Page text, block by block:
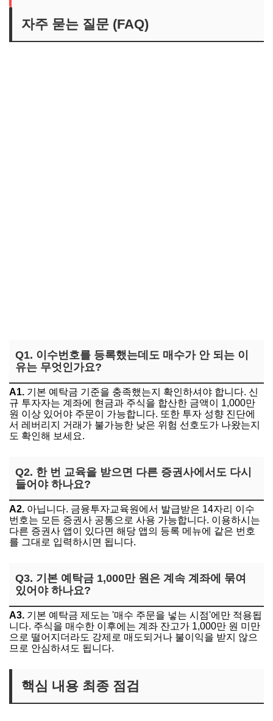
자주 묻는 질문 (FAQ)
Q1. 이수번호를 등록했는데도 매수가 안 되는 이
유는 무엇인가요?
A1. 기본 예탁금 기준을 충족했는지 확인하셔야 합니다. 신
규 투자자는 계좌에 현금과 주식을 합산한 금액이 1,000만
원 이상 있어야 주문이 가능합니다. 또한 투자 성향 진단에
서 레버리지 거래가 불가능한 낮은 위험 선호도가 나왔는지
도 확인해 보세요.
Q2. 한 번 교육을 받으면 다른 증권사에서도 다시
들어야 하나요?
A2. 아닙니다. 금융투자교육원에서 발급받은 14자리 이수
번호는 모든 증권사 공통으로 사용 가능합니다. 이용하시는
다른 증권사 앱이 있다면 해당 앱의 등록 메뉴에 같은 번호
를 그대로 입력하시면 됩니다.
Q3. 기본 예탁금 1,000만 원은 계속 계좌에 묶여
있어야 하나요?
A3. 기본 예탁금 제도는 '매수 주문을 넣는 시점'에만 적용됩
니다. 주식을 매수한 이후에는 계좌 잔고가 1,000만 원 미만
으로 떨어지더라도 강제로 매도되거나 불이익을 받지 않으
므로 안심하셔도 됩니다.
핵심 내용 최종 점검